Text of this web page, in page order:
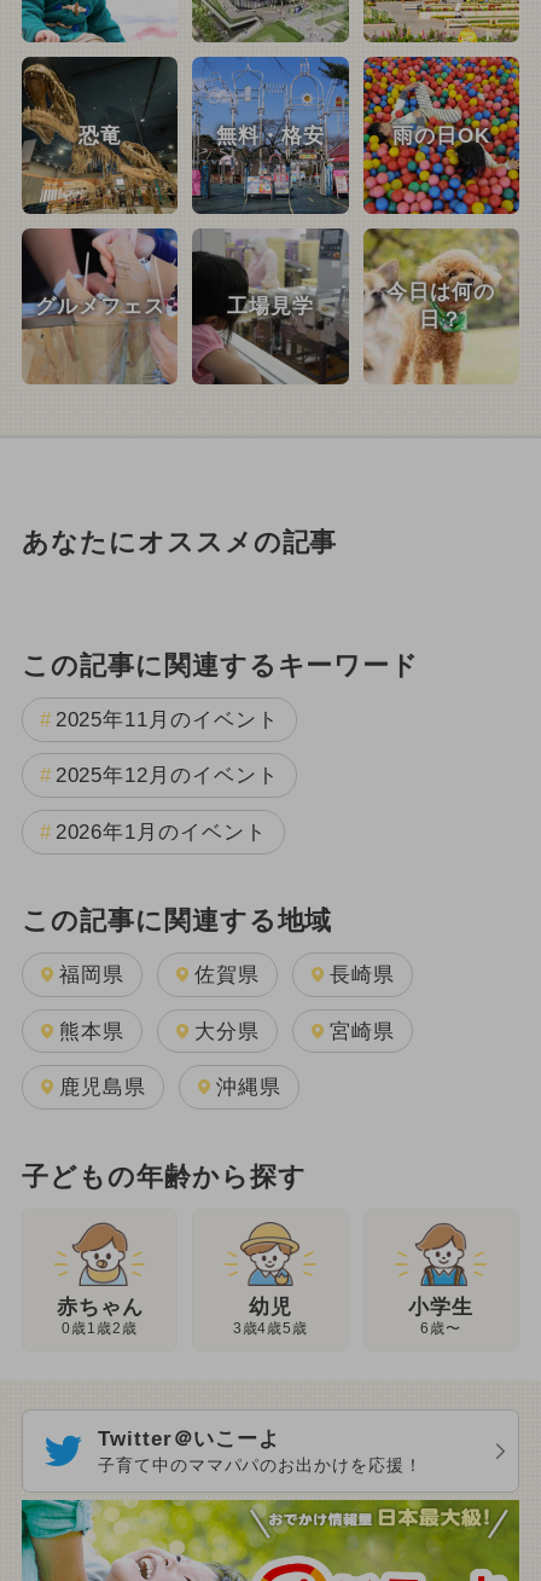
恐竜 無料・格安 雨の日OK
グルメフェス 工場見学
今日は何の
日？
あなたにオススメの記事
この記事に関連するキーワード
2025年11月のイベント
2025年12月のイベント
2026年1月のイベント
この記事に関連する地域
福岡県 佐賀県 長崎県
熊本県 大分県 宮崎県
鹿児島県 沖縄県
子どもの年齢から探す
赤ちゃん
0歳1歳2歳
幼児
3歳4歳5歳
小学生
6歳〜
Twitter＠いこーよ
子育て中のママパパのお出かけを応援！